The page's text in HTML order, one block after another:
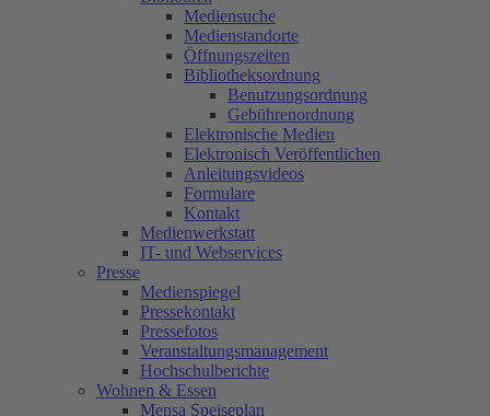
Mediensuche
Medienstandorte
Öffnungszeiten
Bibliotheksordnung
Benutzungsordnung
Gebührenordnung
Elektronische Medien
Elektronisch Veröffentlichen
Anleitungsvideos
Formulare
Kontakt
Medienwerkstatt
IT- und Webservices
Presse
Medienspiegel
Pressekontakt
Pressefotos
Veranstaltungsmanagement
Hochschulberichte
Wohnen & Essen
Mensa Speiseplan